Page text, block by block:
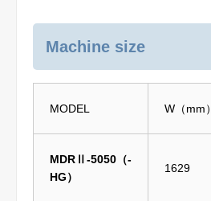
Machine size
MODEL W（mm）
MDRⅡ-5050（-
HG）
1629